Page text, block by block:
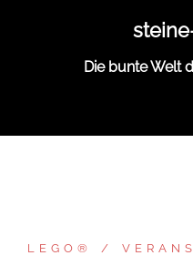
Die bunte Welt
LEGO®